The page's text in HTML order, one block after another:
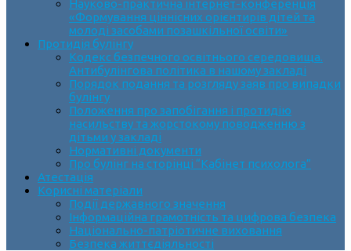
Науково-практична інтернет-конференція
«Формування ціннісних орієнтирів дітей та
молоді засобами позашкільної освіти»
Протидія булінгу
Кодекс безпечного освітнього середовища.
Антибулінгова політика в нашому закладі
Порядок подання та розгляду заяв про випадки
булінгу
Положення про запобігання і протидію
насильству та жорстокому поводженню з
дітьми у закладі
Нормативні документи
Про булінг на сторінці “Кабінет психолога”
Атестація
Корисні матеріали
Події державного значення
Інформаційна грамотність та цифрова безпека
Національно-патріотичне виховання
Безпека життєдіяльності